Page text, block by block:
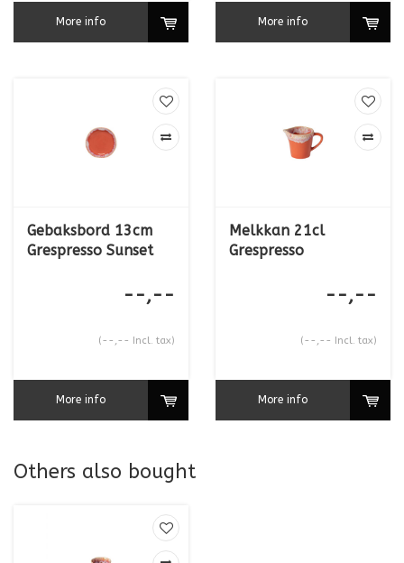
More info More info
Gebaksbord 13cm
Grespresso Sunset
--,--
(--,-- Incl. tax)
More info
Melkkan 21cl
Grespresso
--,--
(--,-- Incl. tax)
More info
Others also bought